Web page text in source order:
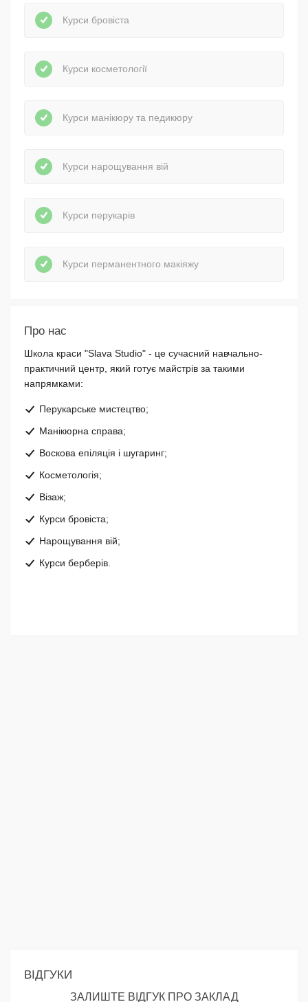
Курси бровіста
Курси косметології
Курси манікюру та педикюру
Курси нарощування вій
Курси перукарів
Курси перманентного макіяжу
Про нас
Школа краси "Slava Studio" - це сучасний навчально-
практичний центр, який готує майстрів за такими
напрямками:
Перукарське мистецтво;
Манікюрна справа;
Воскова епіляція і шугаринг;
Косметологія;
Візаж;
Курси бровіста;
Нарощування вій;
Курси берберів.
ВІДГУКИ
ЗАЛИШТЕ ВІДГУК ПРО ЗАКЛАД